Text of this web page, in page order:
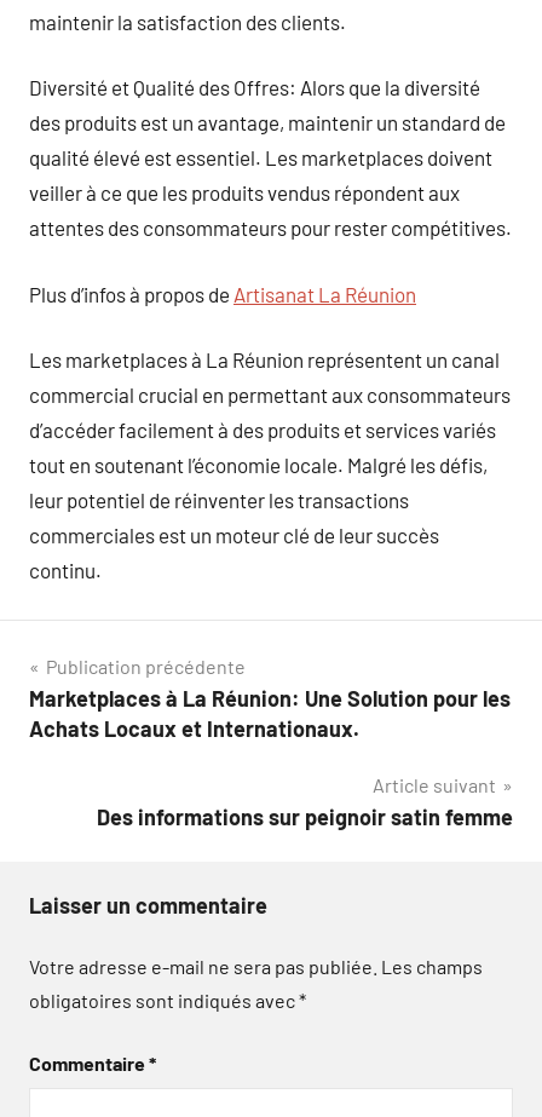
maintenir la satisfaction des clients.
Diversité et Qualité des Offres: Alors que la diversité
des produits est un avantage, maintenir un standard de
qualité élevé est essentiel. Les marketplaces doivent
veiller à ce que les produits vendus répondent aux
attentes des consommateurs pour rester compétitives.
Plus d’infos à propos de Artisanat La Réunion
Les marketplaces à La Réunion représentent un canal
commercial crucial en permettant aux consommateurs
d’accéder facilement à des produits et services variés
tout en soutenant l’économie locale. Malgré les défis,
leur potentiel de réinventer les transactions
commerciales est un moteur clé de leur succès
continu.
Navigation
de
Publication précédente
Marketplaces à La Réunion: Une Solution pour les
Achats Locaux et Internationaux.
Article suivant
Des informations sur peignoir satin femme
Laisser un commentaire
Votre adresse e-mail ne sera pas publiée. Les champs
obligatoires sont indiqués avec*
Commentaire*